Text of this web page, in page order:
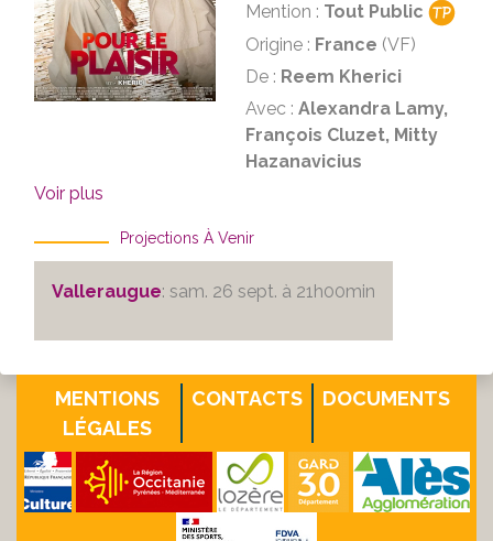
Mention : Tout Public
Origine : France (VF)
De : Reem Kherici
Avec : Alexandra Lamy,
François Cluzet, Mitty
Hazanavicius
Voir plus
Projections À Venir
Valleraugue: sam. 26 sept. à 21h00min
MENTIONS
LÉGALES
CONTACTS DOCUMENTS